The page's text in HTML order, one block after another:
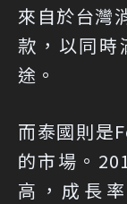
來自於台灣
款，以同時
途。
而泰國則是
的市場。
高，成長